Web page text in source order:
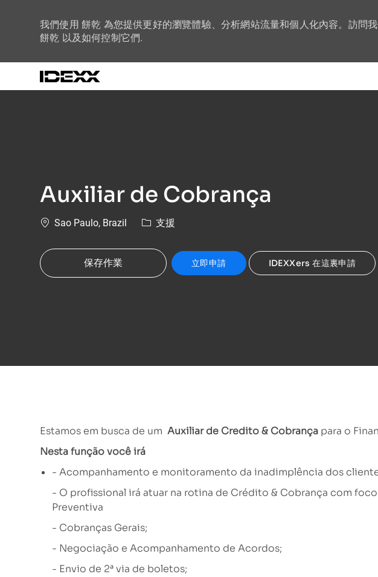
我們使用 餅乾 為您提供更好的瀏覽體驗、分析網站流量和個人化內容。訪問
餅乾 以及如何控制它們.
Auxiliar de Cobrança
位置Sao Paulo, Brazil 類別支援
保存作業 立即申請 IDEXXers 在這裏申請
Estamos em busca de um Auxiliar de Credito & Cobrança para o
Nesta função você irá
- Acompanhamento e monitoramento da inadimplência dos
- O profissional irá atuar na rotina de Crédito & Cobrança com
Preventiva
- Cobranças Gerais;
- Negociação e Acompanhamento de Acordos;
- Envio de 2ª via de boletos;